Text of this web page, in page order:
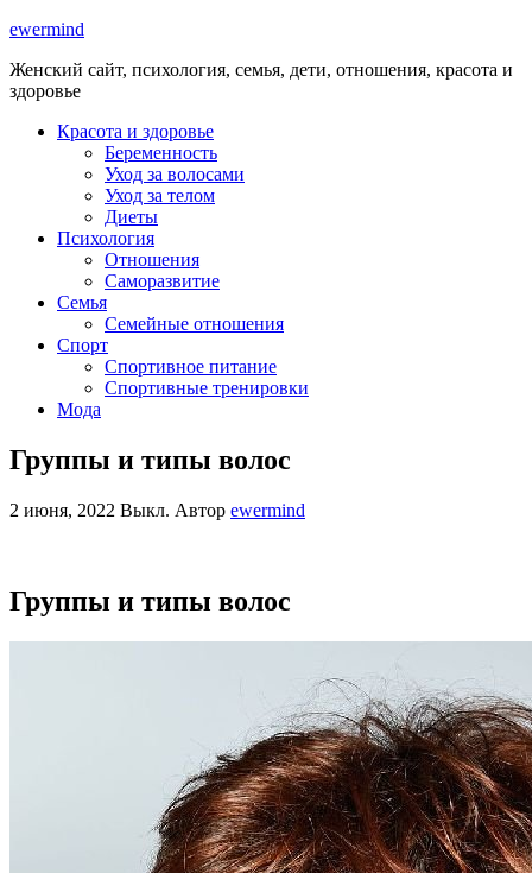
ewermind
Женский сайт, психология, семья, дети, отношения, красота и
здоровье
Красота и здоровье
Беременность
Уход за волосами
Уход за телом
Диеты
Психология
Отношения
Саморазвитие
Семья
Семейные отношения
Спорт
Спортивное питание
Спортивные тренировки
Мода
Группы и типы волос
2 июня, 2022 Выкл. Автор ewermind
Группы и типы волос